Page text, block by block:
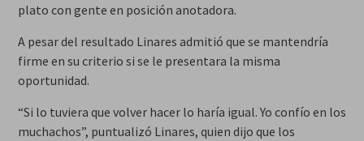
plato con gente en posición anotadora.
A pesar del resultado Linares admitió que se mantendría
firme en su criterio si se le presentara la misma
oportunidad.
“Si lo tuviera que volver hacer lo haría igual. Yo confío en los
muchachos”, puntualizó Linares, quien dijo que los